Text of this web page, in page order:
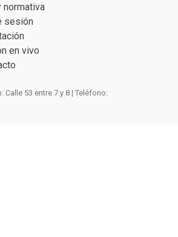
normativa
sesión
en vivo
53 entre 7 y 8 | Teléfono: